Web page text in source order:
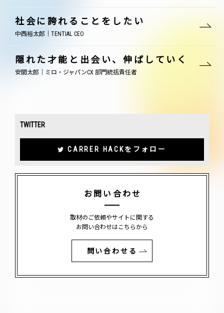
社会に誇れることをしたい
中西裕太郎｜TENTIAL CEO
隠れた才能と出会い、伸ばしていく
安間太郎｜ミロ・ジャパンCX 部門統括責任者
TWITTER
CARRER HACKをフォロー
お問い合わせ
取材のご依頼やサイトに関する
お問い合わせはこちらから
問い合わせる